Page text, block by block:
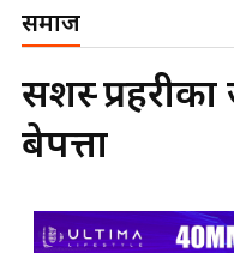
समाज
सशस्त्र
बेपत्ता